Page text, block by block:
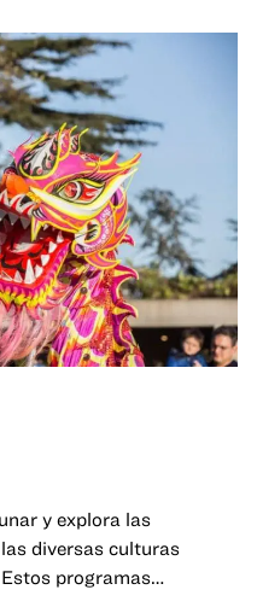
y explora las
diversas culturas
programas